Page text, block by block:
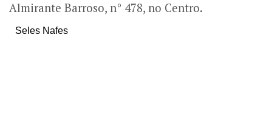
Almirante Barroso, n° 478, no Centro.
Seles Nafes